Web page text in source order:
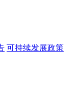
可持续发展政策